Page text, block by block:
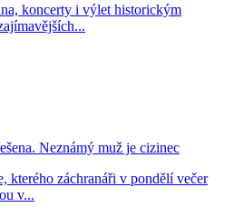
koncerty i výlet historickým
Neznámý muž je cizinec
kterého záchranáři v pondělí večer
v...